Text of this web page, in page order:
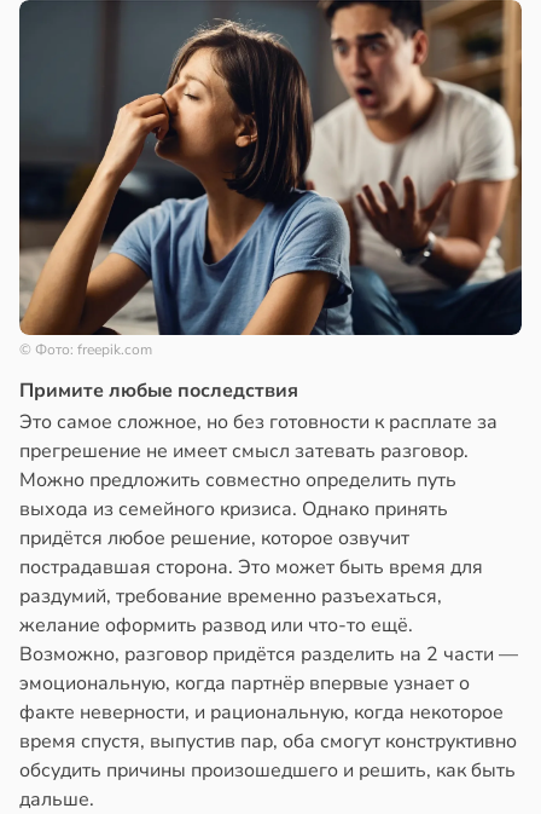
© Фото: freepik.com
Примите любые последствия
Это самое сложное, но без готовности к расплате за
прегрешение не имеет смысл затевать разговор.
Можно предложить совместно определить путь
выхода из семейного кризиса. Однако принять
придётся любое решение, которое озвучит
пострадавшая сторона. Это может быть время для
раздумий, требование временно разъехаться,
желание оформить развод или что-то ещё.
Возможно, разговор придётся разделить на 2 части —
эмоциональную, когда партнёр впервые узнает о
факте неверности, и рациональную, когда некоторое
время спустя, выпустив пар, оба смогут конструктивно
обсудить причины произошедшего и решить, как быть
дальше.